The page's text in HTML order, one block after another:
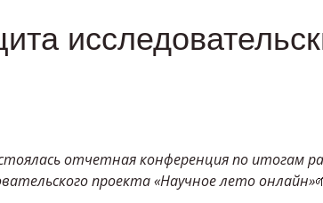
отчетная конференция по итогам
проекта «Научное лето онлайн»